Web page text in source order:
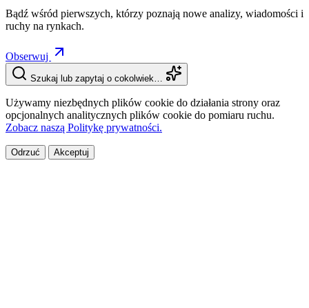
Bądź wśród pierwszych, którzy poznają nowe analizy, wiadomości i
ruchy na rynkach.
Obserwuj
Szukaj lub zapytaj o cokolwiek…
Używamy niezbędnych plików cookie do działania strony oraz
opcjonalnych analitycznych plików cookie do pomiaru ruchu.
Zobacz naszą Politykę prywatności.
Odrzuć Akceptuj